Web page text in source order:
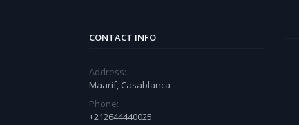
CONTACT INFO
Address:
Maarif, Casablanca
Phone:
+212644440025